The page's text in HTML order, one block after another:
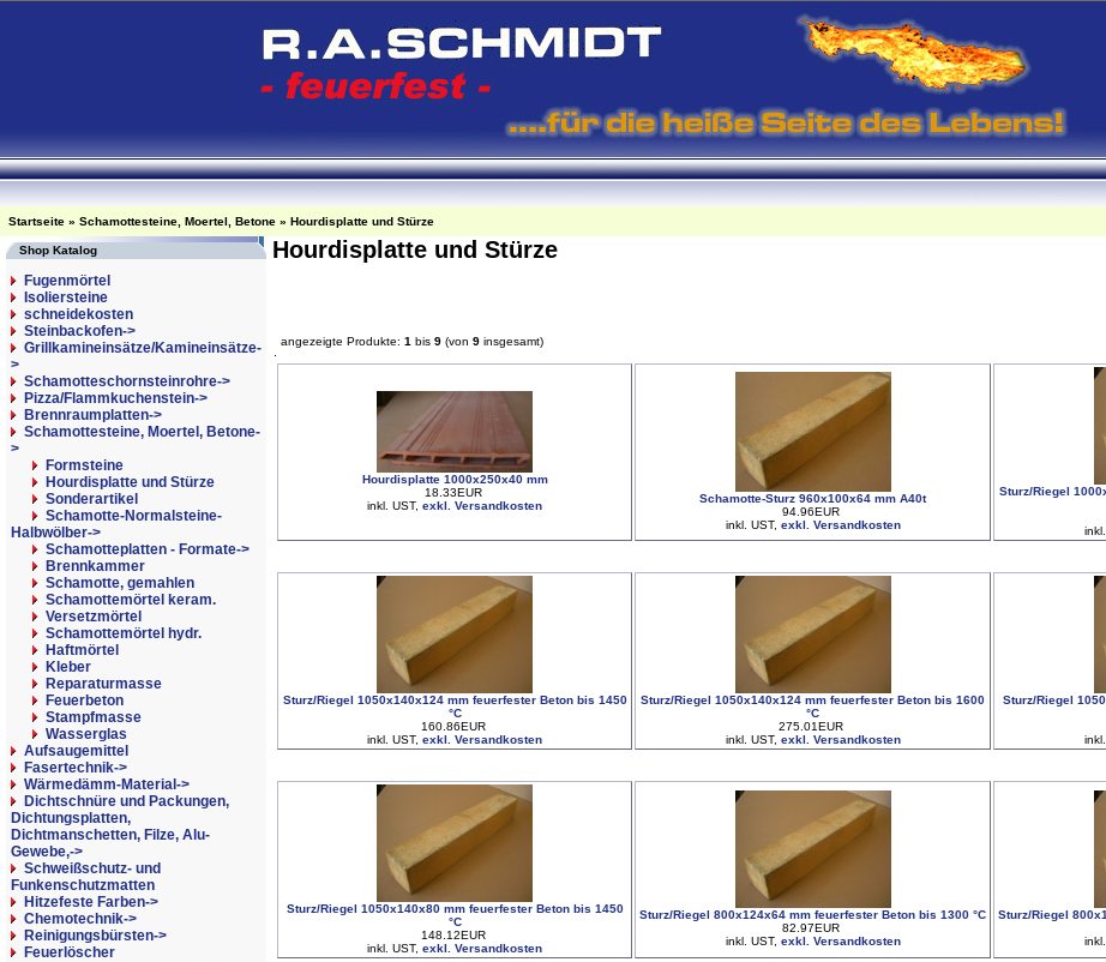
Startseite » Schamottesteine, Moertel, Betone » Hourdisplatte und Stürze
Shop Katalog
Fugenmörtel
Isoliersteine
schneidekosten
Steinbackofen->
Grillkamineinsätze/Kamineinsätze-
>
Schamotteschornsteinrohre->
Pizza/Flammkuchenstein->
Brennraumplatten->
Schamottesteine, Moertel, Betone-
>
Formsteine
Hourdisplatte und Stürze
Sonderartikel
Schamotte-Normalsteine-
Halbwölber->
Schamotteplatten - Formate->
Brennkammer
Schamotte, gemahlen
Schamottemörtel keram.
Versetzmörtel
Schamottemörtel hydr.
Haftmörtel
Kleber
Reparaturmasse
Feuerbeton
Stampfmasse
Wasserglas
Aufsaugemittel
Fasertechnik->
Wärmedämm-Material->
Dichtschnüre und Packungen,
Dichtungsplatten,
Dichtmanschetten, Filze, Alu-
Gewebe,->
Schweißschutz- und
Funkenschutzmatten
Hitzefeste Farben->
Chemotechnik->
Reinigungsbürsten->
Feuerlöscher
Hourdisplatte und Stürze
angezeigte Produkte: 1 bis 9 (von 9 insgesamt)
Hourdisplatte 1000x250x40 mm
18.33EUR
inkl. UST, exkl. Versandkosten
Schamotte-Sturz 960x100x64 mm A40t
94.96EUR
inkl. UST, exkl. Versandkosten
Sturz/Riegel
Sturz/Riegel 1050x140x124 mm feuerfester Beton bis 1450
°C
160.86EUR
inkl. UST, exkl. Versandkosten
Sturz/Riegel 1050x140x124 mm feuerfester Beton bis 1600
°C
275.01EUR
inkl. UST, exkl. Versandkosten
Sturz/Riegel
Sturz/Riegel 1050x140x80 mm feuerfester Beton bis 1450
°C
148.12EUR
inkl. UST, exkl. Versandkosten
Sturz/Riegel 800x124x64 mm feuerfester Beton bis 1300 °C
82.97EUR
inkl. UST, exkl. Versandkosten
Sturz/Riegel